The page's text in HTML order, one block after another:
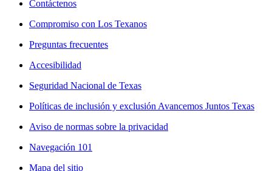
Contáctenos
Compromiso con Los Texanos
Preguntas frecuentes
Accesibilidad
Seguridad Nacional de Texas
Políticas de inclusión y exclusión Avancemos Juntos Texas
Aviso de normas sobre la privacidad
Navegación 101
Mapa del sitio